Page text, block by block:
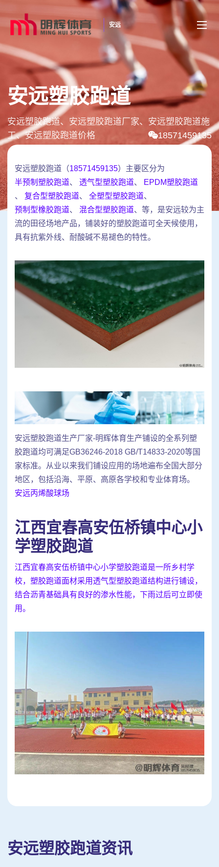
安远
安远塑胶跑道
安远塑胶跑道、安远塑胶跑道厂家、安远塑胶跑道施
工、安远塑胶跑道价格
18571459135
安远塑胶跑道（18571459135）主要区分为
半预制塑胶跑道、 透气型塑胶跑道、
EPDM塑胶跑道
、 复合型塑胶跑道、 全塑型塑胶跑道、
预制型橡胶跑道、 混合型塑胶跑道、等，是安远较为主
流的田径场地产品，铺装好的塑胶跑道可全天候使用，
具有抗紫外线、耐酸碱不易褪色的特性。
安远塑胶跑道生产厂家-明辉体育生产铺设的全系列塑
胶跑道均可满足GB36246-2018 GB/T14833-2020等国
家标准。从业以来我们铺设应用的场地遍布全国大部分
地区，包括沿海、平原、高原各学校和专业体育场。
安远丙烯酸球场
江西宜春高安伍桥镇中心小
学塑胶跑道
江西宜春高安伍桥镇中心小学塑胶跑道是一所乡村学
校，塑胶跑道面材采用透气型塑胶跑道结构进行铺设，
结合沥青基础具有良好的渗水性能，下雨过后可立即使
用。
安远塑胶跑道资讯